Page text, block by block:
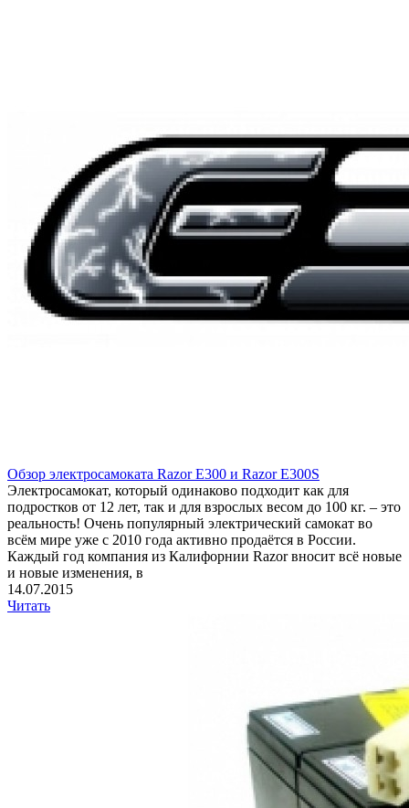
Обзор электросамоката Razor E300 и Razor E300S
Электросамокат, который одинаково подходит как для
подростков от 12 лет, так и для взрослых весом до 100 кг. – это
реальность! Очень популярный электрический самокат во
всём мире уже с 2010 года активно продаётся в России.
Каждый год компания из Калифорнии Razor вносит всё новые
и новые изменения, в
14.07.2015
Читать